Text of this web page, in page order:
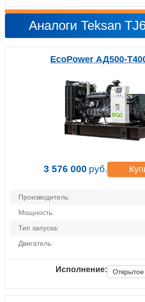
Аналоги Teksan
EcoPower АД500-
3 576 000 руб.
Производитель:
Мощность:
Тип запуска:
Двигатель:
Исполнение: Открытое